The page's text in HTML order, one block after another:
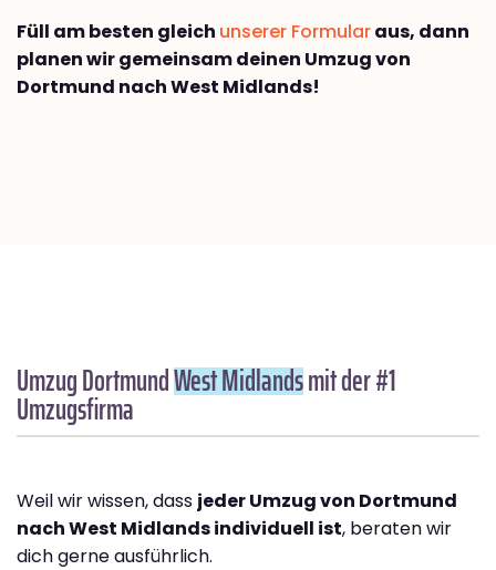
Füll am besten gleich unserer Formularaus, dann
planen wir gemeinsam deinen Umzug von
Dortmund nach West Midlands!
Umzug DortmundWest Midlandsmit der #1
Umzugsfirma
Weil wir wissen, dass jeder Umzug von Dortmund
nach West Midlands individuell ist, beraten wir
dich gerne ausführlich.